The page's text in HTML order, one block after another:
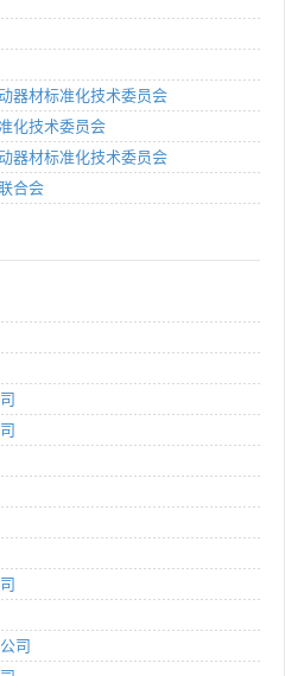
器材标准化技术委员会
化技术委员会
器材标准化技术委员会
合会
司